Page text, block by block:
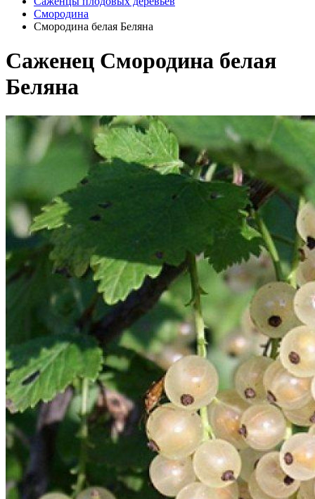
Смородина
Смородина белая Беляна
Саженец Смородина белая
Беляна